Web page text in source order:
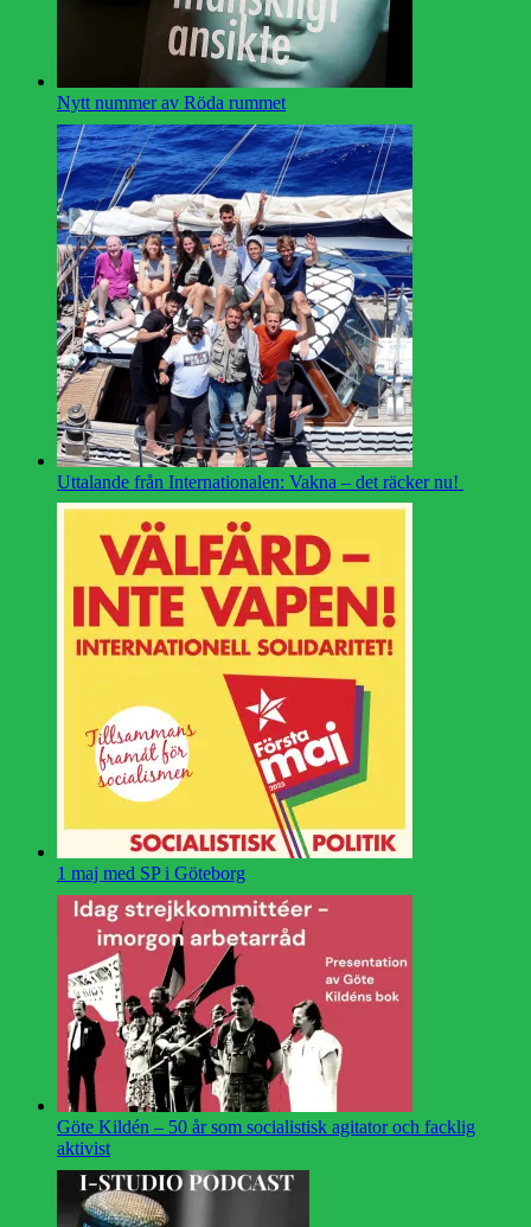
Nytt nummer av Röda rummet
Uttalande från Internationalen: Vakna – det räcker nu!
1 maj med SP i Göteborg
Göte Kildén – 50 år som socialistisk agitator och facklig
aktivist